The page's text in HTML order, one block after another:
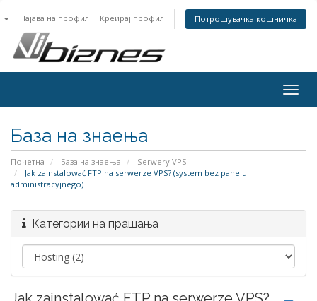
Најава на профил Креирај профил Потрошувачка кошничка
База на знаења
Почетна База на знаења
Serwery VPS
Jak zainstalować FTP na serwerze VPS? (system bez panelu
administracyjnego)
Категории на прашања